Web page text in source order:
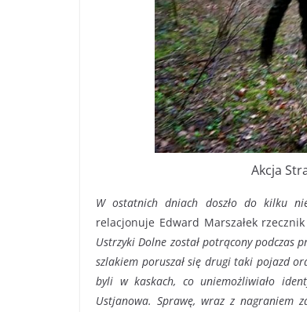
Akcja
W ostatnich dniach doszło do kilku
relacjonuje Edward Marszałek
Ustrzyki Dolne został potrącony podczas
szlakiem poruszał się drugi taki pojazd
byli w kaskach, co uniemożliwiało
Ustjanowa. Sprawę, wraz z nagraniem